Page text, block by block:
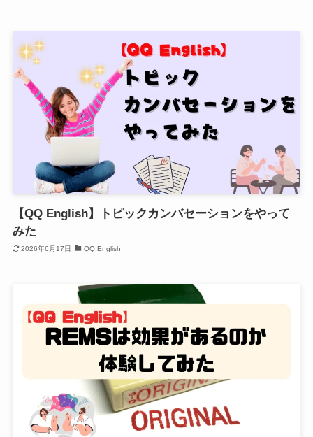
【QQ English】トピックカンバセーションをやって
みた
2026年6月17日 QQ English